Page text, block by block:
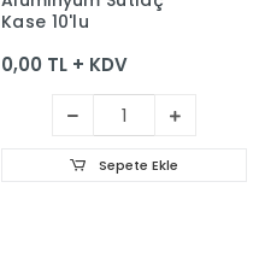
Kase 10'lu
0,00 TL + KDV
Sepete Ekle